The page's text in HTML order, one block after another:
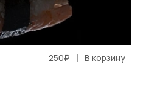
250₽ | В корзину